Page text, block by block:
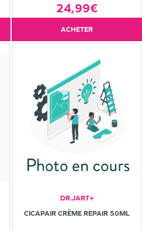
24,99€
ACHETER
DR.JART+
CICAPAIR CRÈME REPAIR 50ML